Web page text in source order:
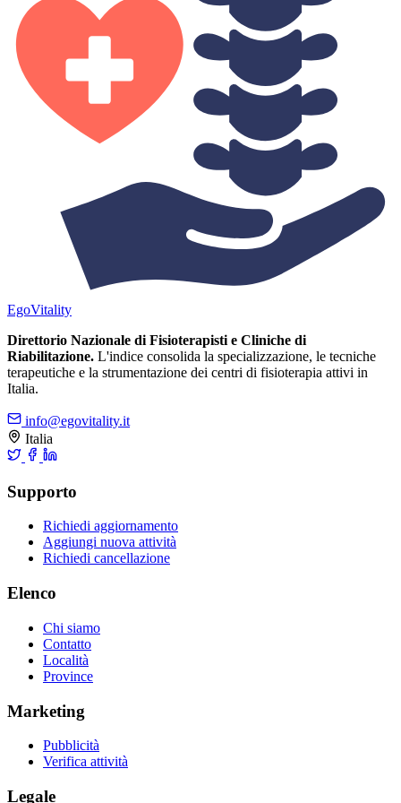
EgoVitality
Direttorio Nazionale di Fisioterapisti e Cliniche di
Riabilitazione. L'indice consolida la specializzazione, le tecniche
terapeutiche e la strumentazione dei centri di fisioterapia attivi in
Italia.
info@egovitality.it
Italia
Supporto
Richiedi aggiornamento
Aggiungi nuova attività
Richiedi cancellazione
Elenco
Chi siamo
Contatto
Località
Province
Marketing
Pubblicità
Verifica attività
Legale